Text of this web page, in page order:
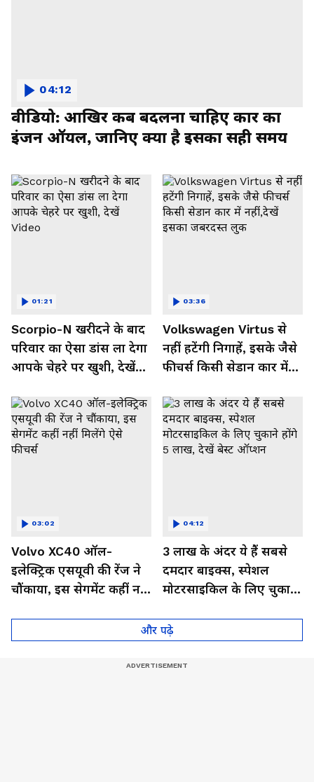
वीडियो: आखिर कब बदलना चाहिए कार का
इंजन ऑयल, जानिए क्या है इसका सही समय
04:12
Scorpio-N खरीदने के बाद
परिवार का ऐसा डांस ला देगा
आपके चेहरे पर खुशी, देखें
01:21
Volkswagen Virtus से
नहीं हटेंगी निगाहें, इसके जैसे
फीचर्स किसी सेडान कार में
03:36
Volvo XC40 ऑल-
इलेक्ट्रिक एसयूवी की रेंज ने
चौंकाया, इस सेगमेंट कहीं नहीं
03:02
3 लाख के अंदर ये हैं सबसे
दमदार बाइक्स, स्पेशल
मोटरसाइकिल के लिए चुकाने
ऑप्शन
04:12
और पढ़े